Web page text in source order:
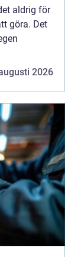
aldrig för
göra. Det
2026